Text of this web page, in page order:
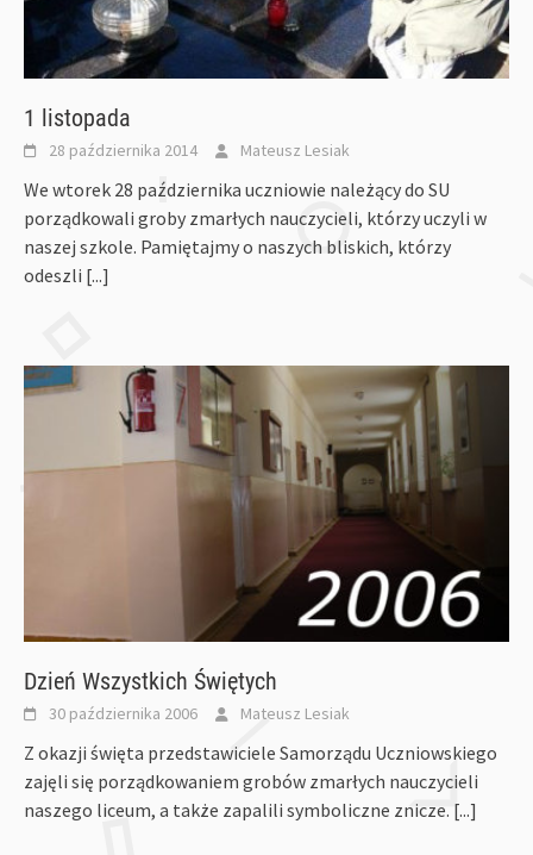
1 listopada
28 października 2014 Mateusz Lesiak
We wtorek 28 października uczniowie należący do SU
porządkowali groby zmarłych nauczycieli, którzy uczyli w
naszej szkole. Pamiętajmy o naszych bliskich, którzy
odeszli [...]
Dzień Wszystkich Świętych
30 października 2006 Mateusz Lesiak
Z okazji święta przedstawiciele Samorządu Uczniowskiego
zajęli się porządkowaniem grobów zmarłych nauczycieli
naszego liceum, a także zapalili symboliczne znicze. [...]